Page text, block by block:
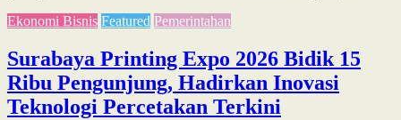
Ekonomi Bisnis Featured Pemerintahan
Surabaya Printing Expo 2026 Bidik 15
Ribu Pengunjung, Hadirkan Inovasi
Teknologi Percetakan Terkini